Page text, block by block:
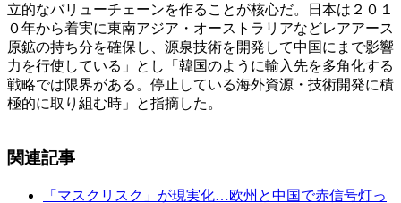
立的なバリューチェーンを作ることが核心だ。日本は２０１
０年から着実に東南アジア・オーストラリアなどレアアース
原鉱の持ち分を確保し、源泉技術を開発して中国にまで影響
力を行使している」とし「韓国のように輸入先を多角化する
戦略では限界がある。停止している海外資源・技術開発に積
極的に取り組む時」と指摘した。
関連記事
「マスクリスク」が現実化…欧州と中国で赤信号灯っ